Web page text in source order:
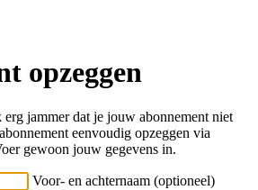
opzeggen
jammer dat je jouw abonnement niet
eenvoudig opzeggen via
gewoon jouw gegevens in.
Voor- en achternaam (optioneel)